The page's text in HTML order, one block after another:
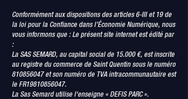
Conformément aux dispositions des articles 6-III et 19 de
la loi pour la Confiance dans l’Économie Numérique, nous
vous informons que : Le présent site internet est édité par
:
La SAS SEMARD, au capital social de 15.000 €, est inscrite
au registre du commerce de Saint Quentin sous le numéro
810856047et son numéro de TVA intracommunautaire est
le FR19810856047.
La Sas Semard utilise l'enseigne « DEFIS PARC ».